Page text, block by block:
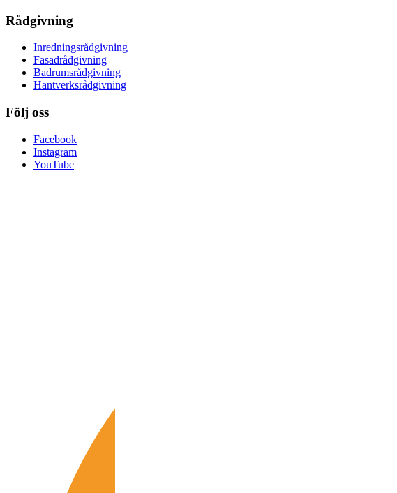
Rådgivning
Inredningsrådgivning
Fasadrådgivning
Badrumsrådgivning
Hantverksrådgivning
Följ oss
Facebook
Instagram
YouTube